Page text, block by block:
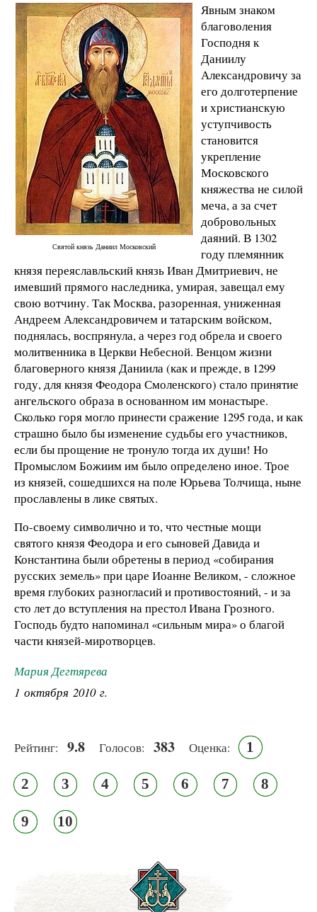
Святой князь Даниил Московский
Явным знаком
благоволения
Господня к
Даниилу
Александровичу за
его долготерпение
и христианскую
уступчивость
становится
укрепление
Московского
княжества не силой
меча, а за счет
добровольных
даяний. В 1302
году племянник
князя переяславльский князь Иван Дмитриевич, не
имевший прямого наследника, умирая, завещал ему
свою вотчину. Так Москва, разоренная, униженная
Андреем Александровичем и татарским войском,
поднялась, воспрянула, а через год обрела и своего
молитвенника в Церкви Небесной. Венцом жизни
благоверного князя Даниила (как и прежде, в 1299
году, для князя Феодора Смоленского) стало принятие
ангельского образа в основанном им монастыре.
Сколько горя могло принести сражение 1295 года, и как
страшно было бы изменение судьбы его участников,
если бы прощение не тронуло тогда их души! Но
Промыслом Божиим им было определено иное. Трое
из князей, сошедшихся на поле Юрьева Толчища, ныне
прославлены в лике святых.
По-своему символично и то, что честные мощи
святого князя Феодора и его сыновей Давида и
Константина были обретены в период «собирания
русских земель» при царе Иоанне Великом, - сложное
время глубоких разногласий и противостояний, - и за
сто лет до вступления на престол Ивана Грозного.
Господь будто напоминал «сильным мира» о благой
части князей-миротворцев.
Мария Дегтярева
1 октября 2010 г.
Рейтинг: 9.8 Голосов: 383 Оценка: 1
2 3 4 5 6 7 8
9 10